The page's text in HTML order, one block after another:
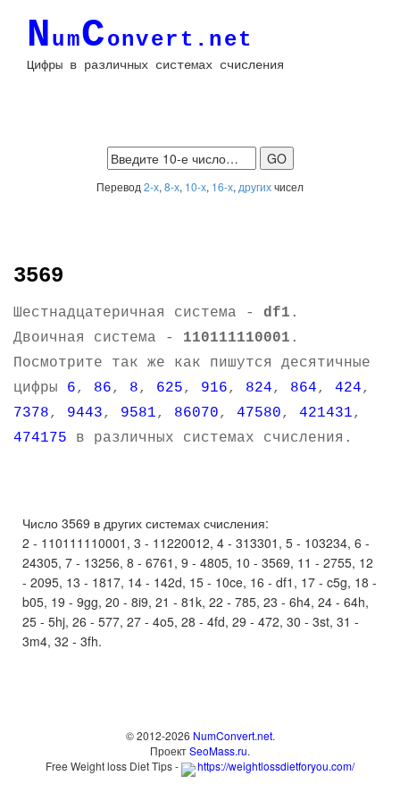
NumConvert.net
Цифры в различных системах счисления
Перевод 2-х, 8-х, 10-х, 16-х, другихчисел
3569
Шестнадцатеричная система - df1 .
Двоичная система - 110111110001 .
Посмотрите так же как пишутся десятичные
цифры 6, 86, 8, 625, 916, 824, 864, 424,
7378, 9443, 9581, 86070, 47580, 421431,
474175 в различных системах счисления.
Число 3569 в других системах счисления:
2 - 110111110001, 3 - 11220012, 4 - 313301, 5 - 103234, 6 -
24305, 7 - 13256, 8 - 6761, 9 - 4805, 10 - 3569, 11 - 2755, 12
- 2095, 13 - 1817, 14 - 142d, 15 - 10ce, 16 - df1, 17 - c5g, 18 -
b05, 19 - 9gg, 20 - 8i9, 21 - 81k, 22 - 785, 23 - 6h4, 24 - 64h,
25 - 5hj, 26 - 577, 27 - 4o5, 28 - 4fd, 29 - 472, 30 - 3st, 31 -
3m4, 32 - 3fh.
© 2012-2026 NumConvert.net.
ПроектSeoMass.ru.
Free Weight loss Diet Tips -
https://weightlossdietforyou.com/